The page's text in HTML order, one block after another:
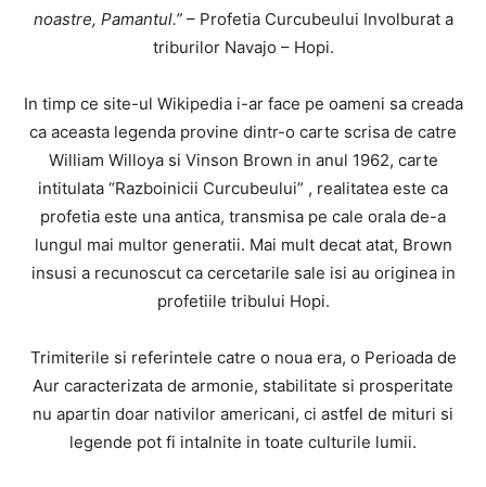
noastre, Pamantul.”– Profetia Curcubeului Involburat a
triburilor Navajo – Hopi.
In timp ce site-ul Wikipedia i-ar face pe oameni sa creada
ca aceasta legenda provine dintr-o carte scrisa de catre
William Willoya si Vinson Brown in anul 1962, carte
intitulata “Razboinicii Curcubeului” , realitatea este ca
profetia este una antica, transmisa pe cale orala de-a
lungul mai multor generatii. Mai mult decat atat, Brown
insusi a recunoscut ca cercetarile sale isi au originea in
profetiile tribului Hopi.
Trimiterile si referintele catre o noua era, o Perioada de
Aur caracterizata de armonie, stabilitate si prosperitate
nu apartin doar nativilor americani, ci astfel de mituri si
legende pot fi intalnite in toate culturile lumii.